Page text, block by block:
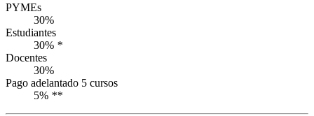
PYMEs
30%
Estudiantes
30% *
Docentes
30%
Pago adelantado 5 cursos
5% **